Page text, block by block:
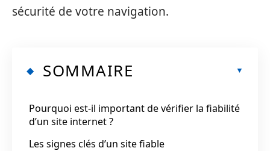
sécurité de votre navigation.
SOMMAIRE
Pourquoi est-il important de vérifier la fiabilité
d’un site internet ?
Les signes clés d’un site fiable